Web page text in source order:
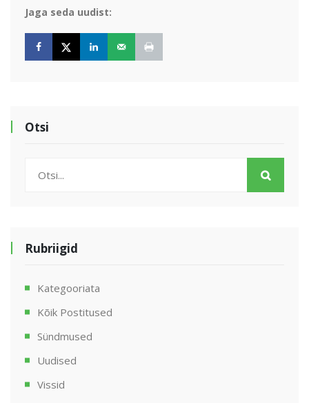
Jaga seda uudist:
Otsi
Rubriigid
Kategooriata
Kõik Postitused
Sündmused
Uudised
Vissid